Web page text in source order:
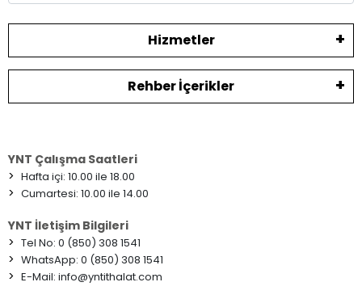
Hizmetler
Rehber İçerikler
YNT Çalışma Saatleri
> Hafta içi: 10.00 ile 18.00
> Cumartesi: 10.00 ile 14.00
YNT İletişim Bilgileri
> Tel No: 0 (850) 308 1541
> WhatsApp: 0 (850) 308 1541
> E-Mail: info@yntithalat.com